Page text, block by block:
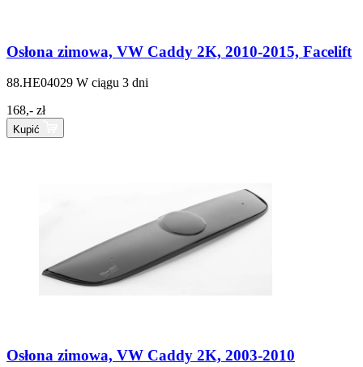
Osłona zimowa, VW Caddy 2K, 2010-2015, Facelift
88.HE04029 W ciągu 3 dni
168,- zł
Kupić
Osłona zimowa, VW Caddy 2K, 2003-2010